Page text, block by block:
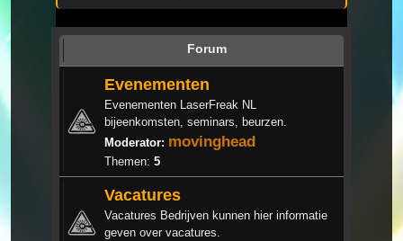
Forum
Evenementen
Evenementen LaserFreak NL
bijeenkomsten, seminars, beurzen.
Moderator: movinghead
Themen: 5
Vacatures
Vacatures Bedrijven kunnen hier informatie
geven over vacatures.